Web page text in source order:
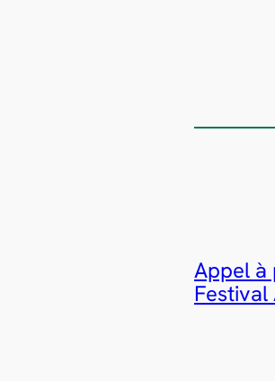
Appel à